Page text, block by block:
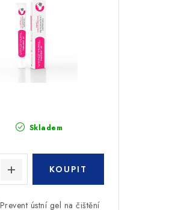
Skladem
ústní gel na čištění